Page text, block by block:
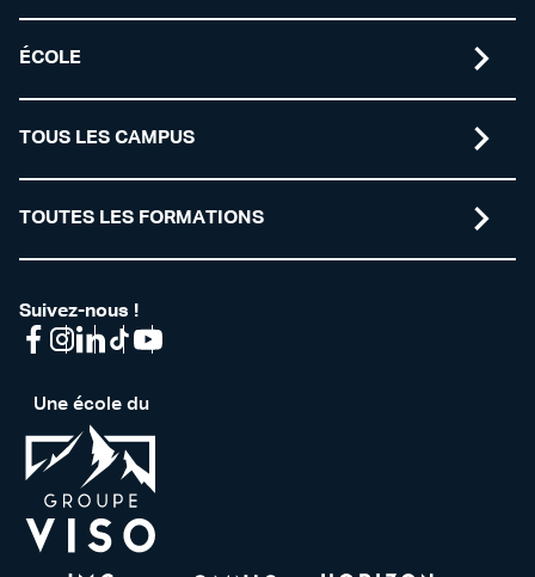
ÉCOLE
TOUS LES CAMPUS
TOUTES LES FORMATIONS
Suivez-nous !
Une école du